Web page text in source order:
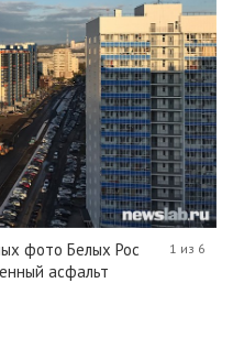
фото Белых Рос
асфальт
1 из 6